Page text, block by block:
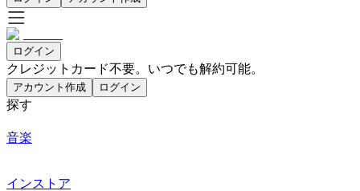
ログイン
クレジットカード不要。いつでも解約可能。
アカウント作成 ログイン
探す
音楽
インストア